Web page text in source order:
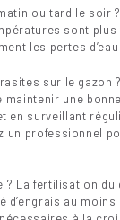
ou tard le soir
sont plus
les pertes
sur le gazon
une
surveillant
un professionnel
La fertilisation du
au moins